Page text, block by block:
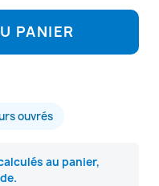
PANIER
ouvrés
au panier,